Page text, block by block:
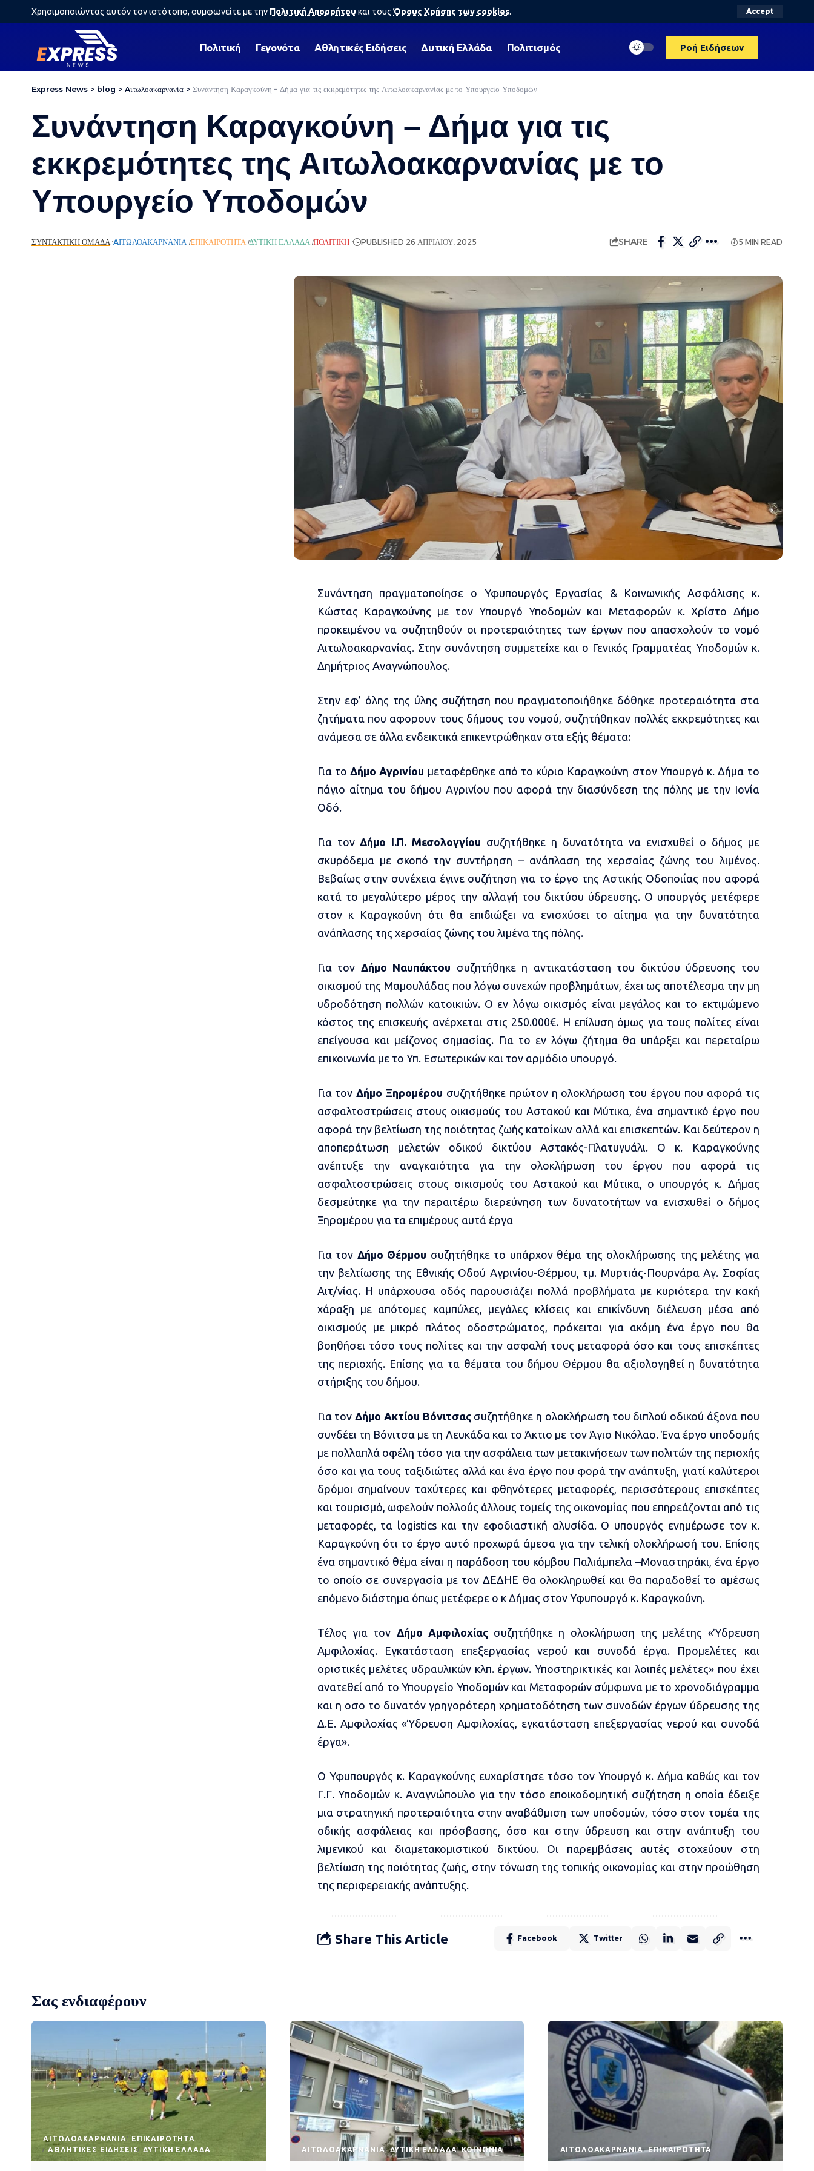
Χρησιμοποιώντας αυτόν τον ιστότοπο, συμφωνείτε με την Πολιτική Απορρήτου και τους Όρους Χρήσης των cookies. Accept
Πολιτική Γεγονότα Αθλητικές Ειδήσεις Δυτική Ελλάδα Πολιτισμός Ροή Ειδήσεων
Express News > blog > Aιτωλοακαρνανία > Συνάντηση Καραγκούνη – Δήμα για τις εκκρεμότητες της Αιτωλοακαρνανίας με το Υπουργείο Υποδομών
Συνάντηση Καραγκούνη – Δήμα για τις
εκκρεμότητες της Αιτωλοακαρνανίας με το
Υπουργείο Υποδομών
ΣΥΝΤΑΚΤΙΚΉ ΟΜΆΔΑ AΙΤΩΛΟΑΚΑΡΝΑΝΊΑ EΠΙΚΑΙΡΌΤΗΤΑ ΔΥΤΙΚΉ ΕΛΛΆΔΑ ΠΟΛΙΤΙΚΉ PUBLISHED 26 ΑΠΡΙΛΊΟΥ, 2025 SHARE 5 MIN READ
Συνάντηση πραγματοποίησε ο Υφυπουργός Εργασίας & Κοινωνικής Ασφάλισης κ.
Κώστας Καραγκούνης με τον Υπουργό Υποδομών και Μεταφορών κ. Χρίστο Δήμο
προκειμένου να συζητηθούν οι προτεραιότητες των έργων που απασχολούν το νομό
Αιτωλοακαρνανίας. Στην συνάντηση συμμετείχε και ο Γενικός Γραμματέας Υποδομών κ.
Δημήτριος Αναγνώπουλος.
Στην εφ’ όλης της ύλης συζήτηση που πραγματοποιήθηκε δόθηκε προτεραιότητα στα
ζητήματα που αφορουν τους δήμους του νομού, συζητήθηκαν πολλές εκκρεμότητες και
ανάμεσα σε άλλα ενδεικτικά επικεντρώθηκαν στα εξής θέματα:
Για τοΔήμο Αγρινίου μεταφέρθηκε από το κύριο Καραγκούνη στον Υπουργό κ. Δήμα το
πάγιο αίτημα του δήμου Αγρινίου που αφορά την διασύνδεση της πόλης με την Ιονία
Οδό.
Για τονΔήμο Ι.Π. Μεσολογγίου συζητήθηκε η δυνατότητα να ενισχυθεί ο δήμος με
σκυρόδεμα με σκοπό την συντήρηση – ανάπλαση της χερσαίας ζώνης του λιμένος.
Βεβαίως στην συνέχεια έγινε συζήτηση για το έργο της Αστικής Οδοποιίας που αφορά
κατά το μεγαλύτερο μέρος την αλλαγή του δικτύου ύδρευσης. Ο υπουργός μετέφερε
στον κ Καραγκούνη ότι θα επιδιώξει να ενισχύσει το αίτημα για την δυνατότητα
ανάπλασης της χερσαίας ζώνης του λιμένα της πόλης.
Για τον Δήμο Ναυπάκτου συζητήθηκε η αντικατάσταση του δικτύου ύδρευσης του
οικισμού της Μαμουλάδας που λόγω συνεχών προβλημάτων, έχει ως αποτέλεσμα την μη
υδροδότηση πολλών κατοικιών. Ο εν λόγω οικισμός είναι μεγάλος και το εκτιμώμενο
κόστος της επισκευής ανέρχεται στις 250.000€. Η επίλυση όμως για τους πολίτες είναι
επείγουσα και μείζονος σημασίας. Για το εν λόγω ζήτημα θα υπάρξει και περεταίρω
επικοινωνία με το Υπ. Εσωτερικών και τον αρμόδιο υπουργό.
Για τονΔήμο Ξηρομέρου συζητήθηκε πρώτον η ολοκλήρωση του έργου που αφορά τις
ασφαλτοστρώσεις στους οικισμούς του Αστακού και Μύτικα, ένα σημαντικό έργο που
αφορά την βελτίωση της ποιότητας ζωής κατοίκων αλλά και επισκεπτών. Και δεύτερον η
αποπεράτωση μελετών οδικού δικτύου Αστακός-Πλατυγυάλι. Ο κ. Καραγκούνης
ανέπτυξε την αναγκαιότητα για την ολοκλήρωση του έργου που αφορά τις
ασφαλτοστρώσεις στους οικισμούς του Αστακού και Μύτικα, ο υπουργός κ. Δήμας
δεσμεύτηκε για την περαιτέρω διερεύνηση των δυνατοτήτων να ενισχυθεί ο δήμος
Ξηρομέρου για τα επιμέρους αυτά έργα
Για τον Δήμο Θέρμου συζητήθηκε το υπάρχον θέμα της ολοκλήρωσης της μελέτης για
την βελτίωσης της Εθνικής Οδού Αγρινίου-Θέρμου, τμ. Μυρτιάς-Πουρνάρα Αγ. Σοφίας
Αιτ/νίας. H υπάρχουσα οδός παρουσιάζει πολλά προβλήματα με κυριότερα την κακή
χάραξη με απότομες καμπύλες, μεγάλες κλίσεις και επικίνδυνη διέλευση μέσα από
οικισμούς με μικρό πλάτος οδοστρώματος, πρόκειται για ακόμη ένα έργο που θα
βοηθήσει τόσο τους πολίτες και την ασφαλή τους μεταφορά όσο και τους επισκέπτες
της περιοχής. Επίσης για τα θέματα του δήμου Θέρμου θα αξιολογηθεί η δυνατότητα
στήριξης του δήμου.
Για τονΔήμο Ακτίου Βόνιτσαςσυζητήθηκε η ολοκλήρωση του διπλού οδικού άξονα που
συνδέει τη Βόνιτσα με τη Λευκάδα και το Άκτιο με τον Άγιο Νικόλαο. Ένα έργο υποδομής
με πολλαπλά οφέλη τόσο για την ασφάλεια των μετακινήσεων των πολιτών της περιοχής
όσο και για τους ταξιδιώτες αλλά και ένα έργο που φορά την ανάπτυξη, γιατί καλύτεροι
δρόμοι σημαίνουν ταχύτερες και φθηνότερες μεταφορές, περισσότερους επισκέπτες
και τουρισμό, ωφελούν πολλούς άλλους τομείς της οικονομίας που επηρεάζονται από τις
μεταφορές, τα logistics και την εφοδιαστική αλυσίδα. Ο υπουργός ενημέρωσε τον κ.
Καραγκούνη ότι το έργο αυτό προχωρά άμεσα για την τελική ολοκλήρωσή του. Επίσης
ένα σημαντικό θέμα είναι η παράδοση του κόμβου Παλιάμπελα –Μοναστηράκι, ένα έργο
το οποίο σε συνεργασία με τον ΔΕΔΗΕ θα ολοκληρωθεί και θα παραδοθεί το αμέσως
επόμενο διάστημα όπως μετέφερε ο κ Δήμας στον Υφυπουργό κ. Καραγκούνη.
Τέλος για τον Δήμο Αμφιλοχίαςσυζητήθηκε η ολοκλήρωση της μελέτης «Ύδρευση
Αμφιλοχίας. Εγκατάσταση επεξεργασίας νερού και συνοδά έργα. Προμελέτες και
οριστικές μελέτες υδραυλικών κλπ. έργων. Υποστηρικτικές και λοιπές μελέτες» που έχει
ανατεθεί από το Υπουργείο Υποδομών και Μεταφορών σύμφωνα με το χρονοδιάγραμμα
και η οσο το δυνατόν γρηγορότερη χρηματοδότηση των συνοδών έργων ύδρευσης της
Δ.Ε. Αμφιλοχίας «Ύδρευση Αμφιλοχίας, εγκατάσταση επεξεργασίας νερού και συνοδά
έργα».
Ο Υφυπουργός κ. Καραγκούνης ευχαρίστησε τόσο τον Υπουργό κ. Δήμα καθώς και τον
Γ.Γ. Υποδομών κ. Αναγνώπουλο για την τόσο εποικοδομητική συζήτηση η οποία έδειξε
μια στρατηγική προτεραιότητα στην αναβάθμιση των υποδομών, τόσο στον τομέα της
οδικής ασφάλειας και πρόσβασης, όσο και στην ύδρευση και στην ανάπτυξη του
λιμενικού και διαμετακομιστικού δικτύου. Οι παρεμβάσεις αυτές στοχεύουν στη
βελτίωση της ποιότητας ζωής, στην τόνωση της τοπικής οικονομίας και στην προώθηση
της περιφερειακής ανάπτυξης.
Share This Article Facebook Twitter
Σας ενδιαφέρουν
AΙΤΩΛΟΑΚΑΡΝΑΝΊΑ
EΠΙΚΑΙΡΌΤΗΤΑ
ΑΘΛΗΤΙΚΈΣ ΕΙΔΉΣΕΙΣ
ΔΥΤΙΚΉ ΕΛΛΆΔΑ AΙΤΩΛΟΑΚΑΡΝΑΝΊΑ ΔΥΤΙΚΉ ΕΛΛΆΔΑ ΚΟΙΝΩΝΊΑ AΙΤΩΛΟΑΚΑΡΝΑΝΊΑ EΠΙΚΑΙΡΌΤΗΤΑ